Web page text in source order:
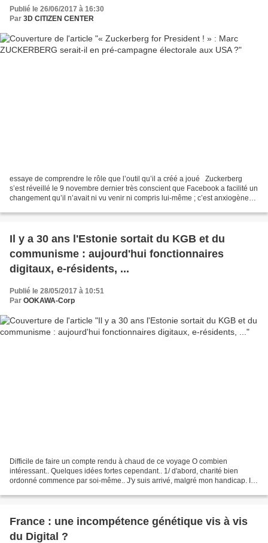
Publié le 26/06/2017 à 16:30
Par 3D CITIZEN CENTER
essaye de comprendre le rôle que l’outil qu’il a créé a joué Zuckerberg
s’est réveillé le 9 novembre dernier très conscient que Facebook a facilité un
changement qu’il n’avait ni vu venir ni compris lui-même ; c’est anxiogène
Il y a 30 ans l'Estonie sortait du KGB et du
communisme : aujourd'hui fonctionnaires
digitaux, e-résidents, ...
Publié le 28/05/2017 à 10:51
Par OOKAWA-Corp
Difficile de faire un compte rendu à chaud de ce voyage O combien
intéressant.. Quelques idées fortes cependant.. 1/ d'abord, charité bien
ordonné commence par soi-même.. J'y suis arrivé, malgré mon handicap. Il
France : une incompétence génétique vis à vis
du Digital ?